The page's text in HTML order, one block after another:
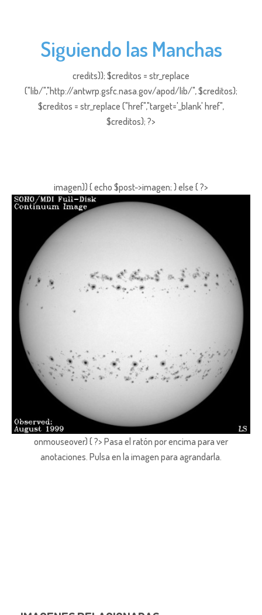
Siguiendo las Manchas
credits)); $creditos = str_replace
("lib/","http://antwrp.gsfc.nasa.gov/apod/lib/", $creditos);
$creditos = str_replace ("href","target='_blank' href",
$creditos); ?>
imagen)) { echo $post->imagen; } else { ?>
onmouseover) { ?> Pasa el ratón por encima para ver
anotaciones. Pulsa en la imagen para agrandarla.